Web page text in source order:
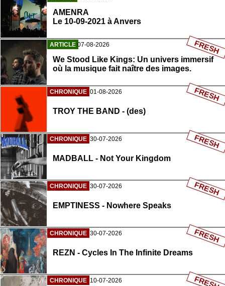
AMENRA
Le 10-09-2021 à Anvers
ARTICLE 07-08-2026
We Stood Like Kings: Un univers immersif
où la musique fait naître des images.
FRESH
CHRONIQUE 01-08-2026
TROY THE BAND - (des)
FRESH
CHRONIQUE 30-07-2026
MADBALL - Not Your Kingdom
FRESH
CHRONIQUE 30-07-2026
EMPTINESS - Nowhere Speaks
FRESH
CHRONIQUE 30-07-2026
REZN - Cycles In The Infinite Dreams
FRESH
CHRONIQUE 10-07-2026 FRESH